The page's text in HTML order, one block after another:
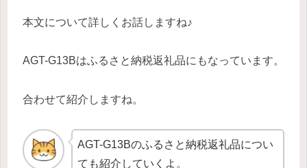
本文について詳しくお話しますね♪
AGT-G13Bはふるさと納税返礼品にもなっています。
合わせて紹介しますね。
AGT-G13Bのふるさと納税返礼品につい
ても紹介していくよ。